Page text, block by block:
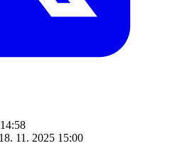
18. 11. 2025 15:00